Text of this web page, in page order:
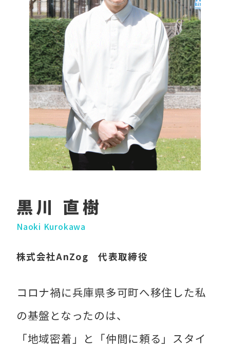
黒川 直樹
Naoki Kurokawa
株式会社AnZog 代表取締役
コロナ禍に兵庫県多可町へ移住した私
の基盤となったのは、
「地域密着」と「仲間に頼る」スタイ